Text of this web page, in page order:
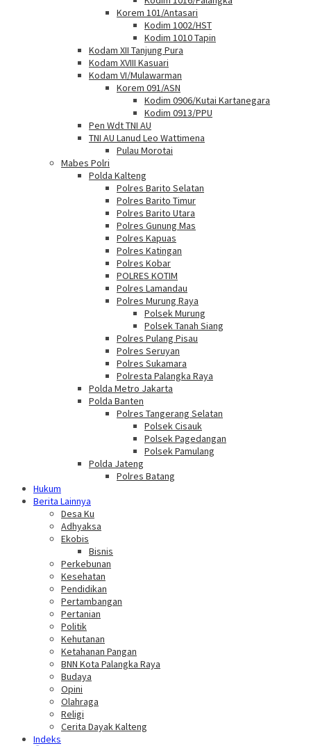
Korem 101/Antasari
Kodim 1002/HST
Kodim 1010 Tapin
Kodam XII Tanjung Pura
Kodam XVIII Kasuari
Kodam VI/Mulawarman
Korem 091/ASN
Kodim 0906/Kutai Kartanegara
Kodim 0913/PPU
Pen Wdt TNI AU
TNI AU Lanud Leo Wattimena
Pulau Morotai
Mabes Polri
Polda Kalteng
Polres Barito Selatan
Polres Barito Timur
Polres Barito Utara
Polres Gunung Mas
Polres Kapuas
Polres Katingan
Polres Kobar
POLRES KOTIM
Polres Lamandau
Polres Murung Raya
Polsek Murung
Polsek Tanah Siang
Polres Pulang Pisau
Polres Seruyan
Polres Sukamara
Polresta Palangka Raya
Polda Metro Jakarta
Polda Banten
Polres Tangerang Selatan
Polsek Cisauk
Polsek Pagedangan
Polsek Pamulang
Polda Jateng
Polres Batang
Hukum
Berita Lainnya
Desa Ku
Adhyaksa
Ekobis
Bisnis
Perkebunan
Kesehatan
Pendidikan
Pertambangan
Pertanian
Politik
Kehutanan
Ketahanan Pangan
BNN Kota Palangka Raya
Budaya
Opini
Olahraga
Religi
Cerita Dayak Kalteng
Indeks